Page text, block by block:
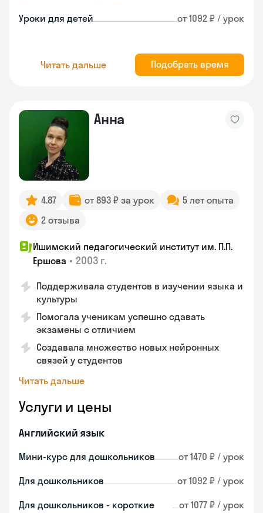
Уроки для детей от 1092 ₽ / урок
Читать дальше Подобрать время
Анна
4.87 от 893 ₽ за урок
5 лет опыта
2 отзыва
Ишимский педагогический институт им. П.П.
Ершова • 2003 г.
Поддерживала студентов в изучении языка и
культуры
Помогала ученикам успешно сдавать
экзамены с отличием
Создавала множество новых нейронных
связей у студентов
Читать дальше
Услуги и цены
Английский язык
Мини-курс для дошкольников от 1470 ₽ / урок
Для дошкольников от 1092 ₽ / урок
Для дошкольников - короткие
от 1077 ₽ / урок